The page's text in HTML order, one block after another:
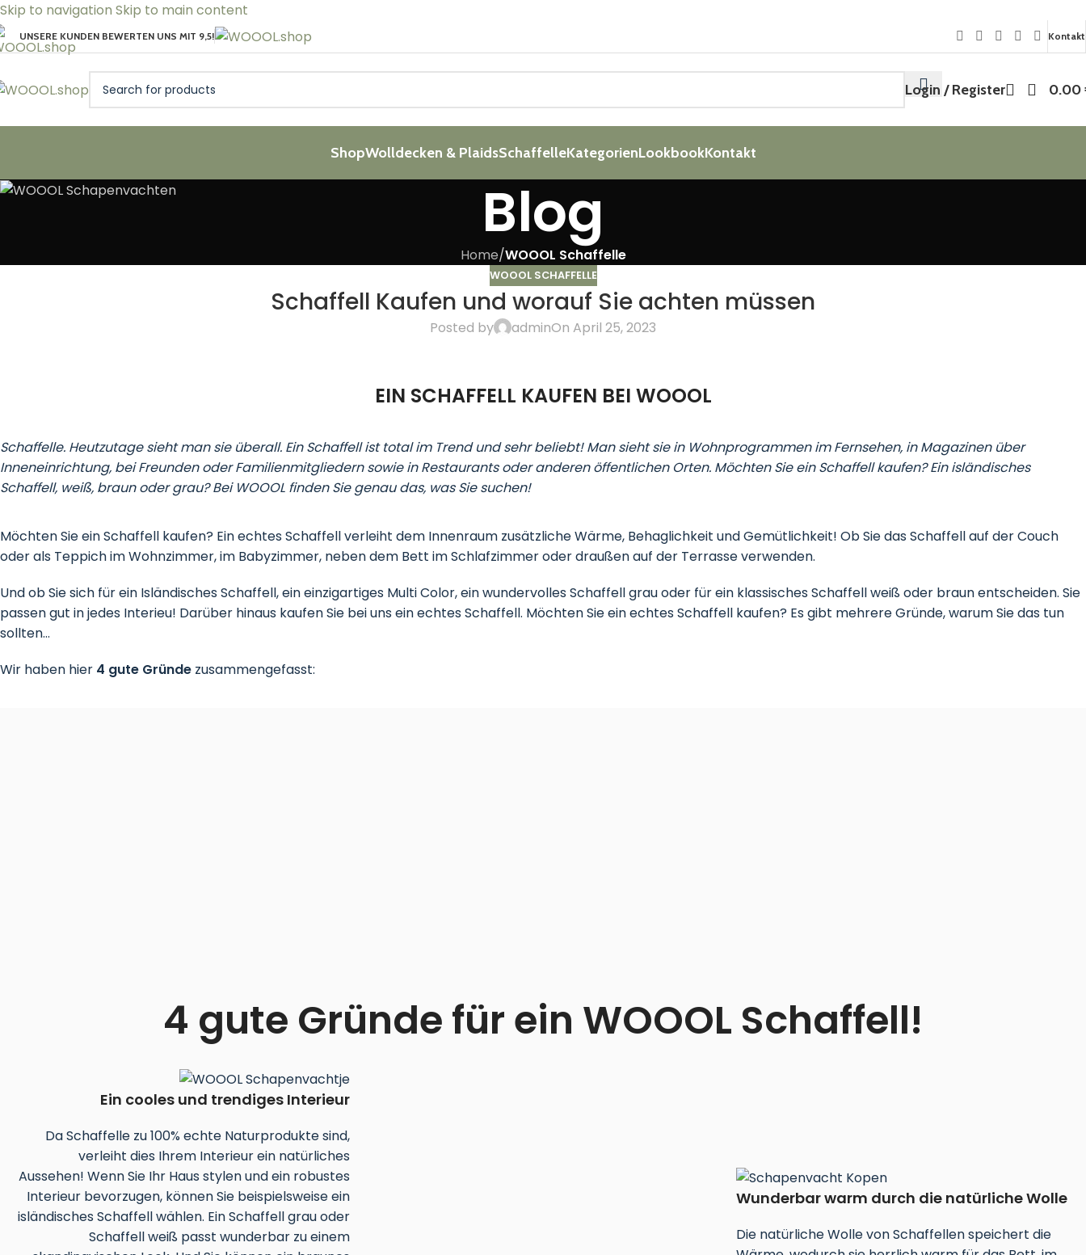
Skip to navigation Skip to main content
UNSERE KUNDEN BEWERTEN UNS MIT 9,5! Kontakt
Login / Register 0.00
ShopWolldecken & PlaidsSchaffelleKategorienLookbookKontakt
Blog
Home/WOOOL Schaffelle
WOOOL SCHAFFELLE
Schaffell Kaufen und worauf Sie achten müssen
Posted by adminOn April 25, 2023
EIN SCHAFFELL KAUFEN BEI WOOOL
Schaffelle. Heutzutage sieht man sie überall. Ein Schaffell ist total im Trend und sehr beliebt! Man sieht sie in Wohnprogrammen im Fernsehen, in Magazinen über
Inneneinrichtung, bei Freunden oder Familienmitgliedern sowie in Restaurants oder anderen öffentlichen Orten. Möchten Sie ein Schaffell kaufen? Ein isländisches
Schaffell, weiß, braun oder grau? Bei WOOOL finden Sie genau das, was Sie suchen!
Möchten Sie ein Schaffell kaufen? Ein echtes Schaffell verleiht dem Innenraum zusätzliche Wärme, Behaglichkeit und Gemütlichkeit! Ob Sie das Schaffell auf der Couch
oder als Teppich im Wohnzimmer, im Babyzimmer, neben dem Bett im Schlafzimmer oder draußen auf der Terrasse verwenden.
Und ob Sie sich für ein Isländisches Schaffell, ein einzigartiges Multi Color, ein wundervolles Schaffell grau oder für ein klassisches Schaffell weiß oder braun entscheiden. Sie
passen gut in jedes Interieu! Darüber hinaus kaufen Sie bei uns ein echtes Schaffell. Möchten Sie ein echtes Schaffell kaufen? Es gibt mehrere Gründe, warum Sie das tun
sollten…
Wir haben hier 4 gute Gründe zusammengefasst:
4 gute Gründe für ein WOOOL Schaffell!
Ein cooles und trendiges Interieur
Da Schaffelle zu 100% echte Naturprodukte sind,
verleiht dies Ihrem Interieur ein natürliches
Aussehen! Wenn Sie Ihr Haus stylen und ein robustes
Interieur bevorzugen, können Sie beispielsweise ein
isländisches Schaffell wählen. Ein Schaffell grau oder
Schaffell weiß passt wunderbar zu einem
Wunderbar warm durch die natürliche Wolle
Die natürliche Wolle von Schaffellen speichert die